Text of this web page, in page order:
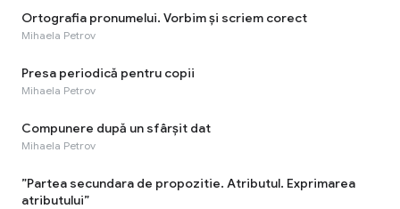
Ortografia pronumelui. Vorbim și scriem corect
Mihaela Petrov
Presa periodică pentru copii
Mihaela Petrov
Compunere după un sfârșit dat
Mihaela Petrov
”Partea secundara de propozitie. Atributul. Exprimarea
atributului”